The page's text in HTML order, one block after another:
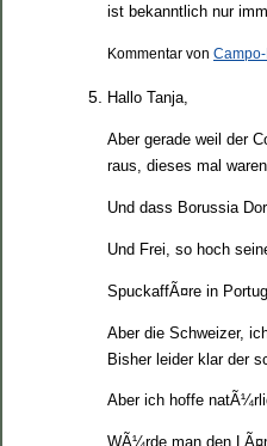
ist bekanntlich nur
Kommentar von
Hallo Tanja,
Aber gerade weil der
raus, dieses mal
Und dass Borussia
Und Frei, so hoch
SpuckaffÃ¤re in
Aber die Schweizer,
Bisher leider klar der
Aber ich hoffe
WÃ¼rde man den